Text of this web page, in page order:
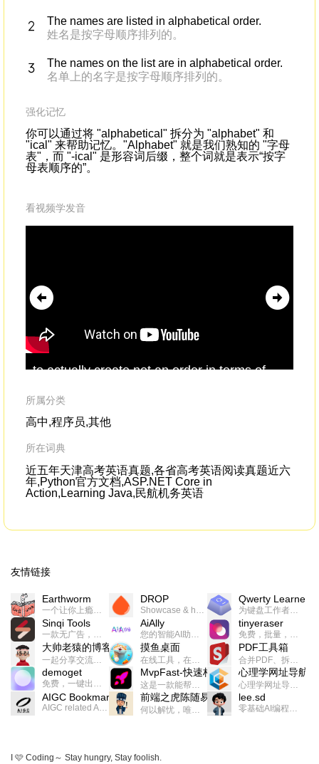
The names are listed in alphabetical order.
姓名是按字母顺序排列的。
The names on the list are in alphabetical order.
名单上的名字是按字母顺序排列的。
强化记忆
你可以通过将 "alphabetical" 拆分为 "alphabet" 和
"ical" 来帮助记忆。"Alphabet" 就是我们熟知的 "字母
表"，而 "-ical" 是形容词后缀，整个词就是表示“按字
母表顺序的”。
看视频学发音
to actually create not an order in terms of
through what's called meaningful adjacency.
所属分类
高中,程序员,其他
所在词典
近五年天津高考英语真题,各省高考英语阅读真题近六
年,Python官方文档,ASP.NET Core in
Action,Learning Java,民航机务英语
友情链接
Earthworm DROP Qwerty Learner
为键盘工作者设计的单词与肌肉记忆锻炼软件
Sinqi Tools AiAlly tinyeraser
大帅老猿的博客 摸鱼桌面 PDF工具箱
合并PDF、拆分PDF、旋转PDF、裁剪PDF、转换PDF、加密PDF、解密PDF、PDF加水印等多种PDF处理功能
demoget MvpFast-快速构建网站应用
这是一款能帮助你快速构建个人网站的应用，使用最新的前端技术栈，集成登录、鉴权、手机、邮箱、数据库、博客、文章、支付等等网站所需要的功能，你只需要花几个小时开发你的核心功能就可以上线，一次购买，永久拥有
心理学网址导航
AIGC Bookmarks 前端之虎陈随易 lee.sd
I 🩷 Coding～ Stay hungry, Stay foolish.